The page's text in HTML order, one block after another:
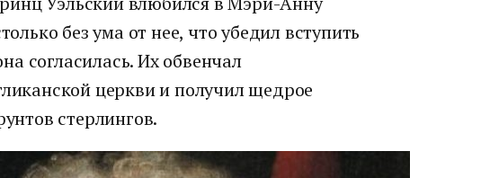
без ума от нее, что убедил вступить
согласилась. Их обвенчал
церкви и получил щедрое
стерлингов.